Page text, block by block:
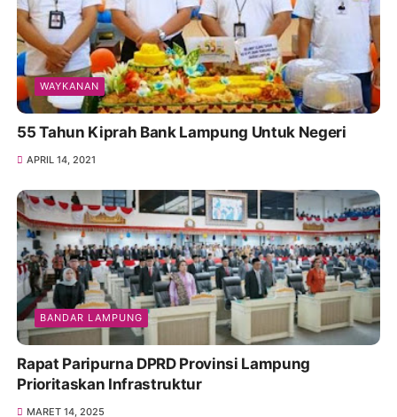
WAYKANAN
55 Tahun Kiprah Bank Lampung Untuk Negeri
APRIL 14, 2021
BANDAR LAMPUNG
Rapat Paripurna DPRD Provinsi Lampung
Prioritaskan Infrastruktur
MARET 14, 2025